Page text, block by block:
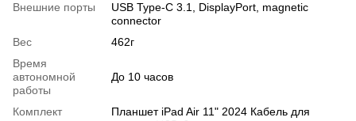
Внешние порты
USB Type-C 3.1, DisplayPort, magnetic
connector
Вес
462г
Время
автономной
работы
До 10 часов
Комплект
Планшет iPad Air 11" 2024 Кабель для